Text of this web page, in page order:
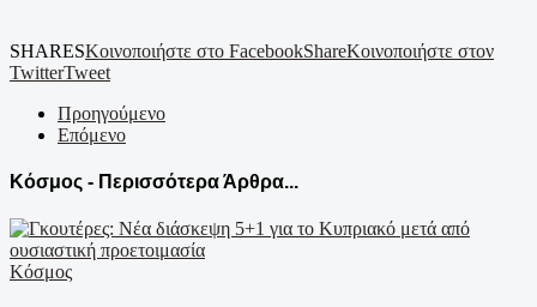
SHARESΚοινοποιήστε στο FacebookShareΚοινοποιήστε στον
TwitterTweet
Προηγούμενο
Επόμενο
Κόσμος - Περισσότερα Άρθρα...
Κόσμος